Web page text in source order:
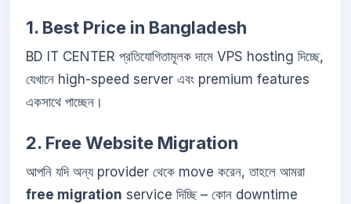
1. Best Price in Bangladesh
BD IT CENTER প্রতিযোগিতামূলক দামে VPS hosting দিচ্ছে,
যেখানে high-speed server এবং premium features
একসাথে পাচ্ছেন।
2. Free Website Migration
আপনি যদি অন্য provider থেকে move করেন, তাহলে আমরা
free migration service দিচ্ছি – কোন downtime